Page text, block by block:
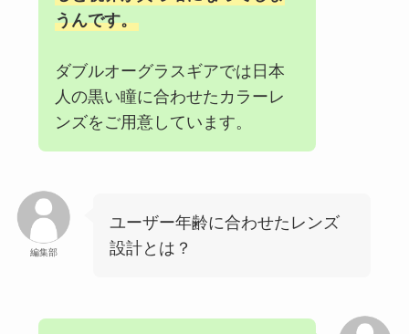
うんです。
ダブルオーグラスギアでは日本
人の黒い瞳に合わせたカラーレ
ンズをご用意しています。
編集部
ユーザー年齢に合わせたレンズ
設計とは？